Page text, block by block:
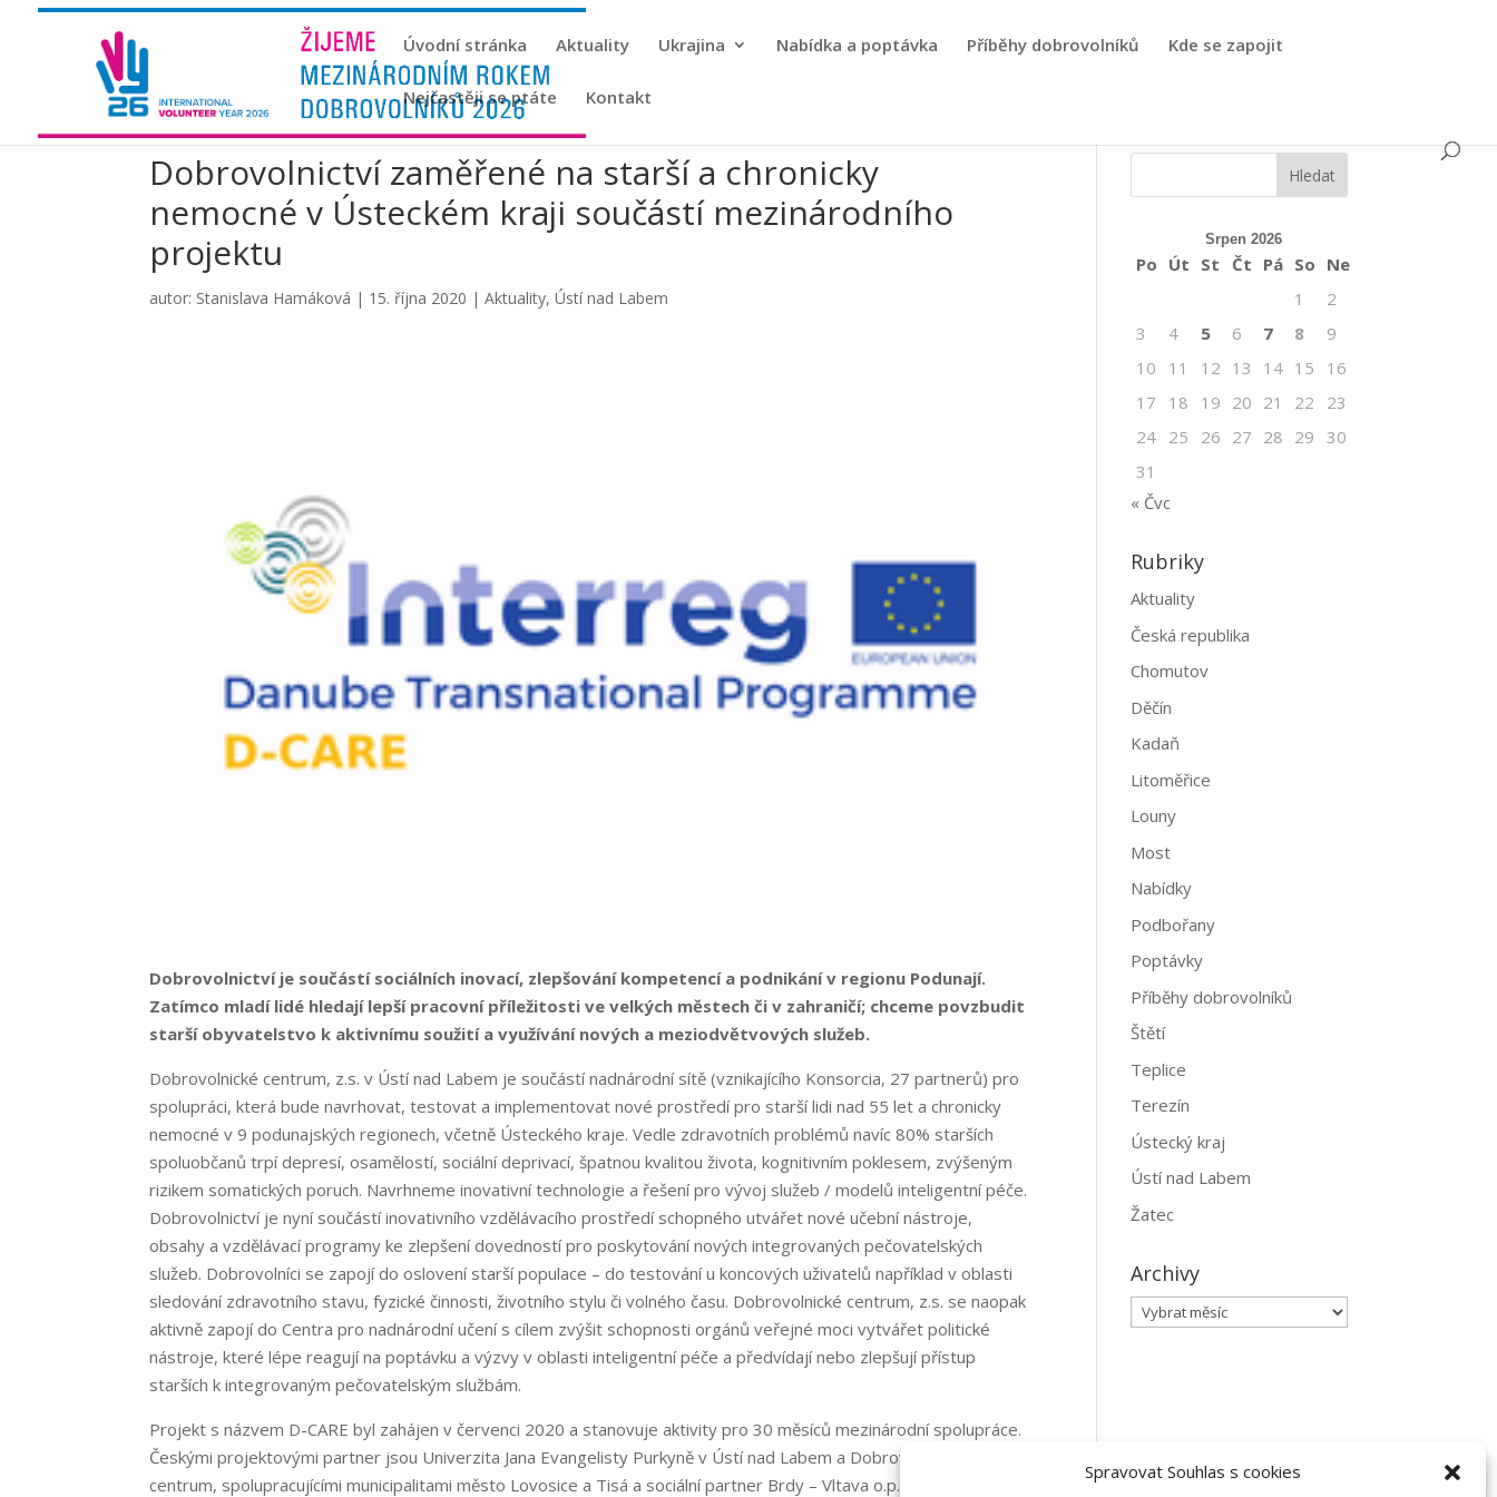
Spravovat Souhlas s cookies
Úvodní stránka Aktuality Ukrajina Nabídka a poptávka Příběhy dobrovolníků Kde se zapojit
Nejčastěji se ptáte Kontakt
Dobrovolnictví zaměřené na starší a chronicky
nemocné v Ústeckém kraji součástí mezinárodního
projektu
autor: Stanislava Hamáková | 15. října 2020 |Aktuality,Ústí nad Labem
Dobrovolnictví je součástí sociálních inovací, zlepšování kompetencí a podnikání v regionu Podunají.
Zatímco mladí lidé hledají lepší pracovní příležitosti ve velkých městech či v zahraničí; chceme povzbudit
starší obyvatelstvo k aktivnímu soužití a využívání nových a meziodvětvových služeb.
Dobrovolnické centrum, z.s. v Ústí nad Labem je součástí nadnárodní sítě (vznikajícího Konsorcia, 27 partnerů) pro
spolupráci, která bude navrhovat, testovat a implementovat nové prostředí pro starší lidi nad 55 let a chronicky
nemocné v 9 podunajských regionech, včetně Ústeckého kraje. Vedle zdravotních problémů navíc 80% starších
spoluobčanů trpí depresí, osamělostí, sociální deprivací, špatnou kvalitou života, kognitivním poklesem, zvýšeným
rizikem somatických poruch. Navrhneme inovativní technologie a řešení pro vývoj služeb / modelů inteligentní péče.
Dobrovolnictví je nyní součástí inovativního vzdělávacího prostředí schopného utvářet nové učební nástroje,
obsahy a vzdělávací programy ke zlepšení dovedností pro poskytování nových integrovaných pečovatelských
služeb. Dobrovolníci se zapojí do oslovení starší populace – do testování u koncových uživatelů například v oblasti
sledování zdravotního stavu, fyzické činnosti, životního stylu či volného času. Dobrovolnické centrum, z.s. se naopak
aktivně zapojí do Centra pro nadnárodní učení s cílem zvýšit schopnosti orgánů veřejné moci vytvářet politické
nástroje, které lépe reagují na poptávku a výzvy v oblasti inteligentní péče a předvídají nebo zlepšují přístup
starších k integrovaným pečovatelským službám.
Projekt s názvem D-CARE byl zahájen v červenci 2020 a stanovuje aktivity pro 30 měsíců mezinárodní spolupráce.
Českými projektovými partner jsou Univerzita Jana Evangelisty Purkyně v Ústí nad Labem a Dobrovolnické
centrum, spolupracujícími municipalitami město Lovosice a Tisá a sociální partner Brdy – Vltava o.p.s.
Srpen 2026
Po Út St Čt Pá So Ne
1
2
3
4 5 6 7 8
9
10
11 12 13 14 15
16
17
18 19 20 21 22
23
24 25 26 27 28 29
30
31
« Čvc
Rubriky
Aktuality
Česká republika
Chomutov
Děčín
Kadaň
Litoměřice
Louny
Most
Nabídky
Podbořany
Poptávky
Příběhy dobrovolníků
Štětí
Teplice
Terezín
Ústecký kraj
Ústí nad Labem
Žatec
Archivy
Archivy